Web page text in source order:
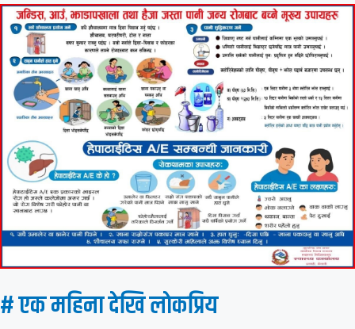
# एक महिना देखि लाेकप्रिय